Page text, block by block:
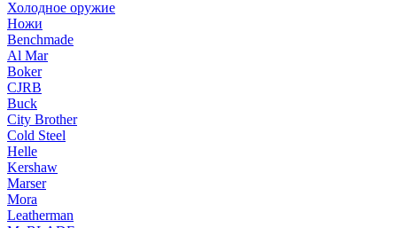
Холодное оружие
Ножи
Benchmade
Al Mar
Boker
CJRB
Buck
City Brother
Cold Steel
Helle
Kershaw
Marser
Mora
Leatherman